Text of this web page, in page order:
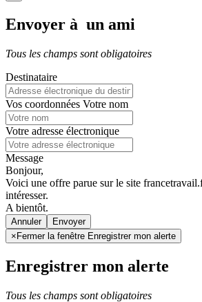
Envoyer à un ami
Tous les champs sont obligatoires
Destinataire
Vos coordonnées Votre nom
Votre adresse électronique
Message
Bonjour,
Voici une offre parue sur le site
intéresser.
A bientôt.
Annuler
× Fermer la fenêtre Enregistrer mon alerte
Enregistrer mon alerte
Tous les champs sont obligatoires